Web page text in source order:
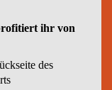
ihr von
des